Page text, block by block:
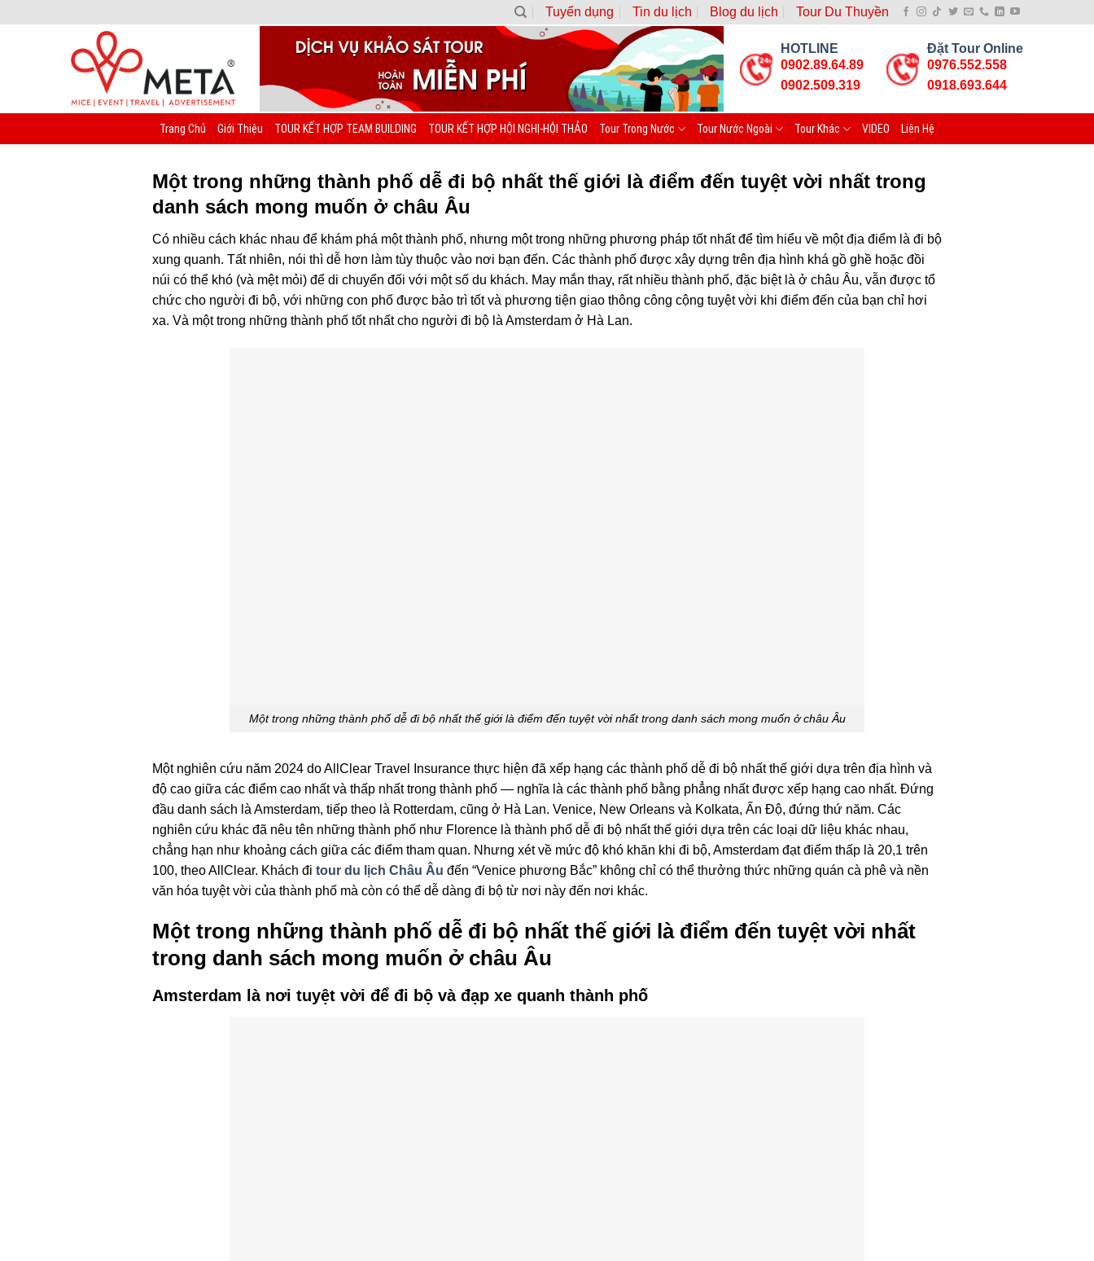
Tuyển dụng Tin du lịch Blog du lịch Tour Du Thuyền
HOTLINE
0902.89.64.89
0902.509.319
Đặt Tour Online
0976.552.558
0918.693.644
Trang Chủ Giới Thiệu TOUR KẾT HỢP TEAM BUILDING TOUR KẾT HỢP HỘI NGHỊ-HỘI THẢO Tour Trong Nước Tour Nước Ngoài Tour Khác VIDEO Liên Hệ
Một trong những thành phố dễ đi bộ nhất thế giới là điểm đến tuyệt vời nhất trong
danh sách mong muốn ở châu Âu
Có nhiều cách khác nhau để khám phá một thành phố, nhưng một trong những phương pháp tốt nhất để tìm hiểu về một địa điểm là đi bộ
xung quanh. Tất nhiên, nói thì dễ hơn làm tùy thuộc vào nơi bạn đến. Các thành phố được xây dựng trên địa hình khá gồ ghề hoặc đồi
núi có thể khó (và mệt mỏi) để di chuyển đối với một số du khách. May mắn thay, rất nhiều thành phố, đặc biệt là ở châu Âu, vẫn được tổ
chức cho người đi bộ, với những con phố được bảo trì tốt và phương tiện giao thông công cộng tuyệt vời khi điểm đến của bạn chỉ hơi
xa. Và một trong những thành phố tốt nhất cho người đi bộ là Amsterdam ở Hà Lan.
Một trong những thành phố dễ đi bộ nhất thế giới là điểm đến tuyệt vời nhất trong danh sách mong muốn ở châu Âu
Một nghiên cứu năm 2024 do AllClear Travel Insurance thực hiện đã xếp hạng các thành phố dễ đi bộ nhất thế giới dựa trên địa hình và
độ cao giữa các điểm cao nhất và thấp nhất trong thành phố — nghĩa là các thành phố bằng phẳng nhất được xếp hạng cao nhất. Đứng
đầu danh sách là Amsterdam, tiếp theo là Rotterdam, cũng ở Hà Lan. Venice, New Orleans và Kolkata, Ấn Độ, đứng thứ năm. Các
nghiên cứu khác đã nêu tên những thành phố như Florence là thành phố dễ đi bộ nhất thế giới dựa trên các loại dữ liệu khác nhau,
chẳng hạn như khoảng cách giữa các điểm tham quan. Nhưng xét về mức độ khó khăn khi đi bộ, Amsterdam đạt điểm thấp là 20,1 trên
100, theo AllClear. Khách đi tour du lịch Châu Âu đến “Venice phương Bắc” không chỉ có thể thưởng thức những quán cà phê và nền
văn hóa tuyệt vời của thành phố mà còn có thể dễ dàng đi bộ từ nơi này đến nơi khác.
Một trong những thành phố dễ đi bộ nhất thế giới là điểm đến tuyệt vời nhất
trong danh sách mong muốn ở châu Âu
Amsterdam là nơi tuyệt vời để đi bộ và đạp xe quanh thành phố